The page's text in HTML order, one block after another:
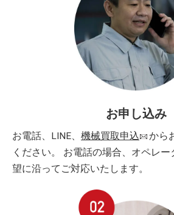
お申し込み
お電話、LINE、 機械買取申込
から
ください。 お電話の場合、オペレ
望に沿ってご対応いたします。